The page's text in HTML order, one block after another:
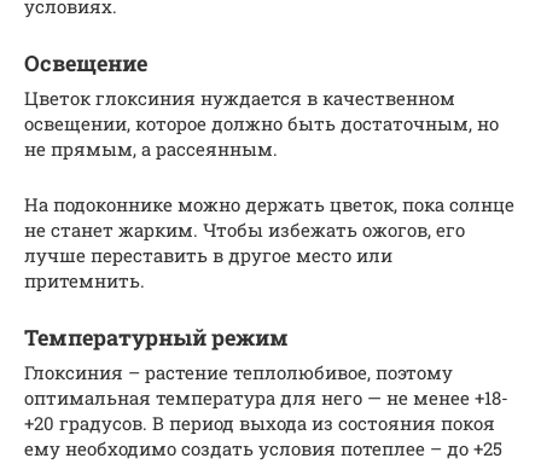
условиях.
Освещение
Цветок глоксиния нуждается в качественном
освещении, которое должно быть достаточным, но
не прямым, а рассеянным.
На подоконнике можно держать цветок, пока солнце
не станет жарким. Чтобы избежать ожогов, его
лучше переставить в другое место или
притемнить.
Температурный режим
Глоксиния – растение теплолюбивое, поэтому
оптимальная температура для него — не менее +18-
+20 градусов. В период выхода из состояния покоя
ему необходимо создать условия потеплее – до +25